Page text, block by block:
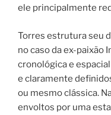
ele principalmente
Torres estrutura seu
no caso da ex-paixão
cronológica e
e claramente
ou mesmo clássica.
envoltos por uma